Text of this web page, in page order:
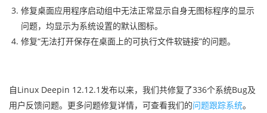
修复桌面应用程序启动组中无法正常显示自身无图标程序的显示
问题，均显示为系统设置的默认图标。
修复“无法打开保存在桌面上的可执行文件软链接”的问题。
自Linux Deepin 12.12.1发布以来，我们共修复了336个系统Bug及
用户反馈问题。更多问题修复详情，可查看我们的问题跟踪系统。